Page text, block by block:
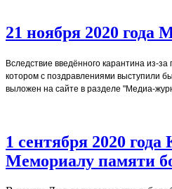
21 ноября 2020 года
Вследствие введённого карантина из-
котором с поздравлениями выступили
выложен на сайте в разделе "Медиа-
1 сентября 2020
Мемориалу памяти